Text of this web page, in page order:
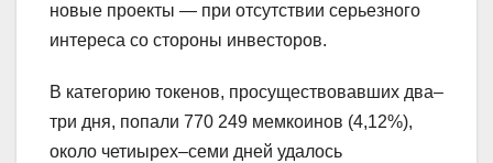
новые проекты — при отсутствии серьезного
интереса со стороны инвесторов.
В категорию токенов, просуществовавших два–
три дня, попали 770 249 мемкоинов (4,12%),
около четиырех–семи дней удалось